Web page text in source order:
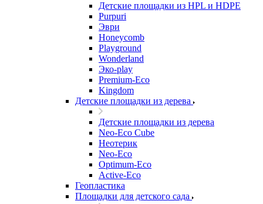
Детские площадки из HPL и HDPE
Purpuri
Эври
Honeycomb
Playground
Wonderland
Эко-play
Premium-Eco
Kingdom
Детские площадки из дерева
Детские площадки из дерева
Neo-Eco Cube
Неотерик
Neo-Eco
Оptimum-Еco
Active-Eco
Геопластика
Площадки для детского сада